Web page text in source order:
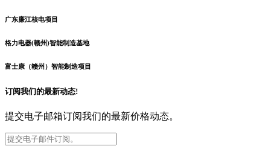
广东廉江核电项目
格力电器(赣州)智能制造基地
富士康（赣州）智能制造项目
订阅我们的最新动态!
提交电子邮箱订阅我们的最新价格动态。